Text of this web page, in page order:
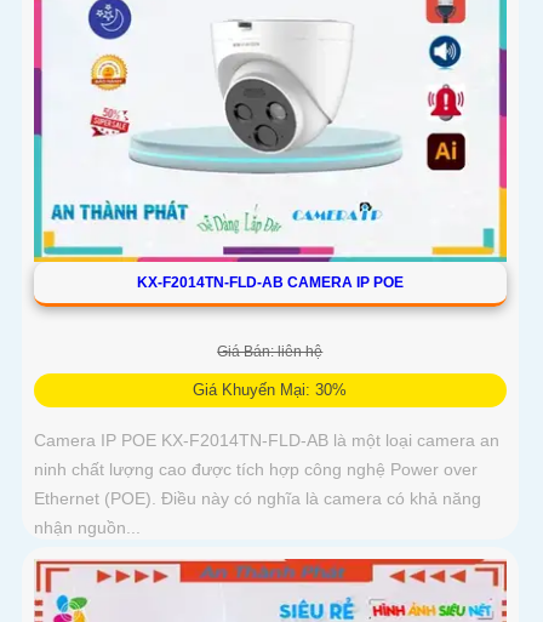
KX-F2014TN-FLD-AB CAMERA IP POE
Giá Bán: liên hệ
Giá Khuyến Mại: 30%
Camera IP POE KX-F2014TN-FLD-AB là một loại camera an
ninh chất lượng cao được tích hợp công nghệ Power over
Ethernet (POE). Điều này có nghĩa là camera có khả năng
nhận nguồn...